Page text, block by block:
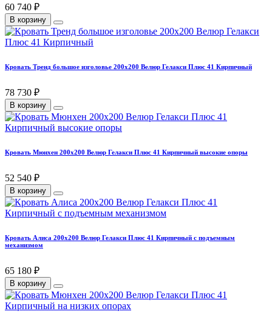
60 740 ₽
В корзину
Кровать Тренд большое изголовье 200х200 Велюр Гелакси Плюс 41 Кирпичный
78 730 ₽
В корзину
Кровать Мюнхен 200х200 Велюр Гелакси Плюс 41 Кирпичный высокие опоры
52 540 ₽
В корзину
Кровать Алиса 200х200 Велюр Гелакси Плюс 41 Кирпичный с подъемным
механизмом
65 180 ₽
В корзину